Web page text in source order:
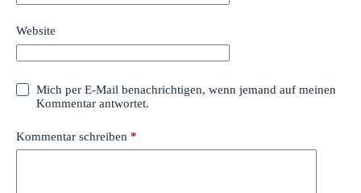
Website
Mich per E-Mail benachrichtigen, wenn jemand auf meinen
Kommentar antwortet.
Kommentar schreiben *